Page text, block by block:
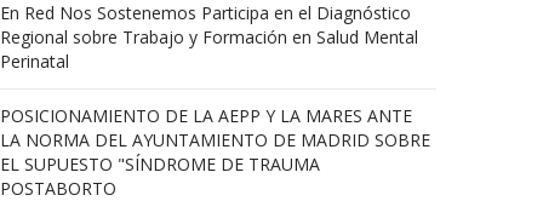
En Red Nos Sostenemos Participa en el Diagnóstico
Regional sobre Trabajo y Formación en Salud Mental
Perinatal
POSICIONAMIENTO DE LA AEPP Y LA MARES ANTE
LA NORMA DEL AYUNTAMIENTO DE MADRID SOBRE
EL SUPUESTO "SÍNDROME DE TRAUMA
POSTABORTO